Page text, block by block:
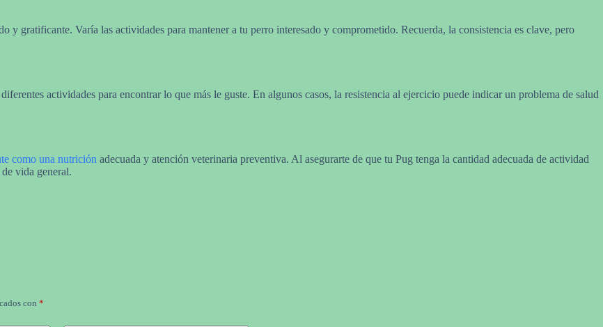
y gratificante. Varía las actividades para mantener a tu perro interesado y comprometido. Recuerda, la consistencia es clave, pero
actividades para encontrar lo que más le guste. En algunos casos, la resistencia al ejercicio puede indicar un problema de salud
como una nutrición adecuada y atención veterinaria preventiva. Al asegurarte de que tu Pug tenga la cantidad adecuada de actividad
vida general.
con *